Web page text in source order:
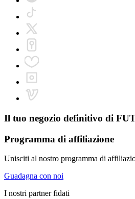
Il tuo negozio definitivo di
Programma di affiliazione
Unisciti al nostro programma di
Guadagna con noi
I nostri partner fidati